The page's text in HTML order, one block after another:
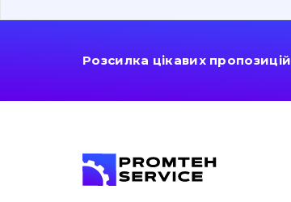
Розсилка цікавих пропозицій